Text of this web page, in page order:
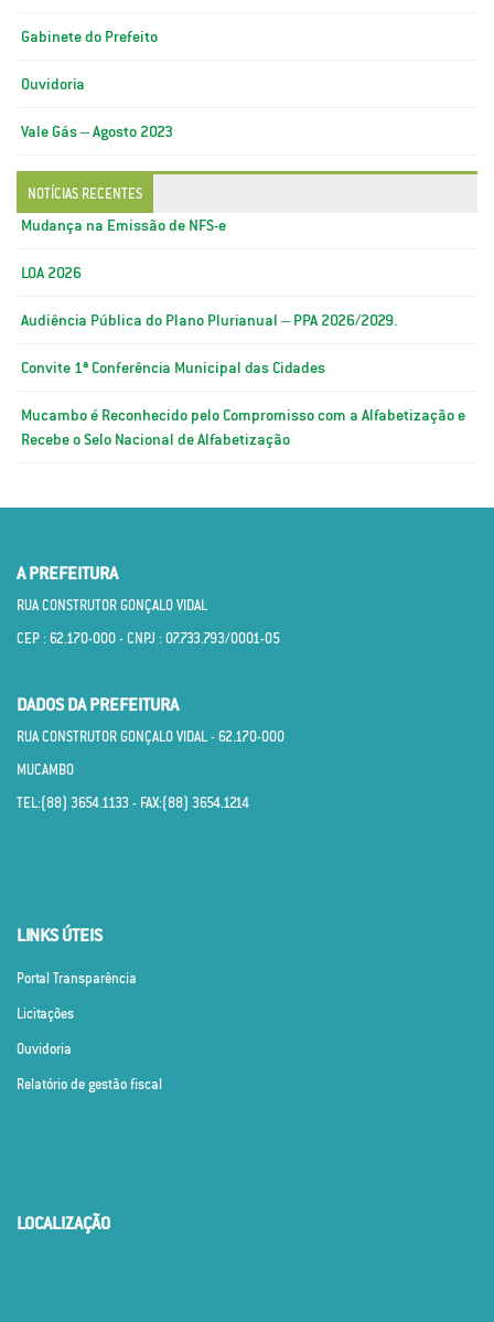
Gabinete do Prefeito
Ouvidoria
Vale Gás – Agosto 2023
NOTÍCIAS RECENTES
Mudança na Emissão de NFS-e
LOA 2026
Audiência Pública do Plano Plurianual – PPA 2026/2029.
Convite 1ª Conferência Municipal das Cidades
Mucambo é Reconhecido pelo Compromisso com a Alfabetização e
Recebe o Selo Nacional de Alfabetização
A PREFEITURA
RUA CONSTRUTOR GONÇALO VIDAL
CEP : 62.170­-000 - CNPJ : 07.733.793/0001­-05
DADOS DA PREFEITURA
RUA CONSTRUTOR GONÇALO VIDAL - 62.170­-000
MUCAMBO
TEL:(88) 3654.1133 - FAX:(88) 3654.1214
LINKS ÚTEIS
Portal Transparência
Licitações
Ouvidoria
Relatório de gestão fiscal
LOCALIZAÇÃO